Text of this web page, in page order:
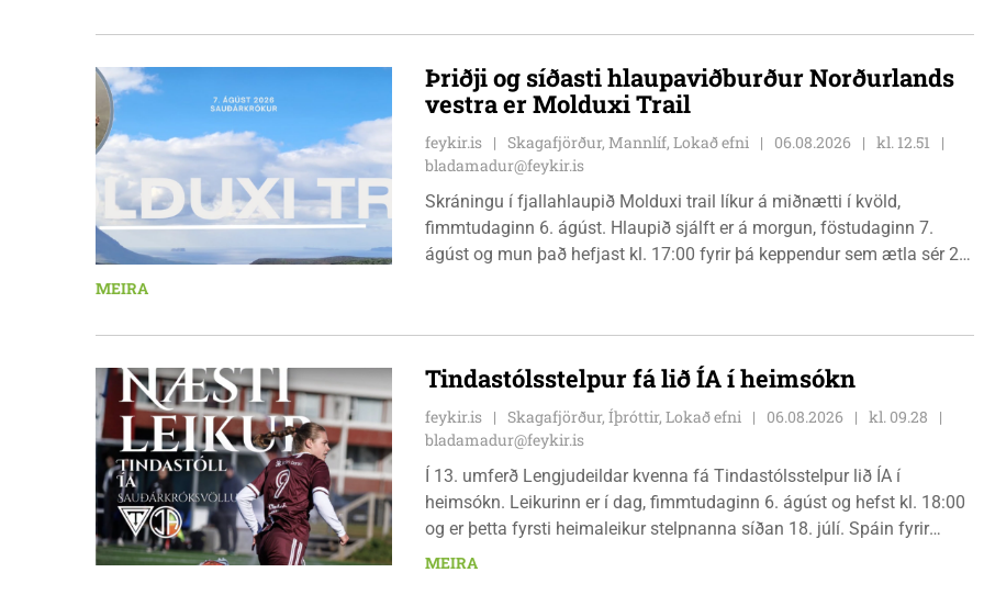
nýkrýndur klúbbmeistari GSS, og Unu Karen Guðmundsdóttur.
Þriðji og síðasti hlaupaviðburður Norðurlands
vestra er Molduxi Trail
feykir.is Skagafjörður, Mannlíf, Lokað efni 06.08.2026
kl. 12.51
bladamadur@feykir.is
Skráningu í fjallahlaupið Molduxi trail líkur á miðnætti í kvöld,
fimmtudaginn 6. ágúst. Hlaupið sjálft er á morgun, föstudaginn 7.
ágúst og mun það hefjast kl. 17:00 fyrir þá keppendur sem ætla sér 20
bæjarbúar og aðrir gestir eru hvött til þess að kíkja við og styðja
MEIRA
Tindastólsstelpur fá lið ÍA í heimsókn
feykir.is Skagafjörður, Íþróttir, Lokað efni 06.08.2026
kl. 09.28
bladamadur@feykir.is
Í 13. umferð Lengjudeildar kvenna fá Tindastólsstelpur lið ÍA í
heimsókn. Leikurinn er í dag, fimmtudaginn 6. ágúst og hefst kl. 18:00
og er þetta fyrsti heimaleikur stelpnanna síðan 18. júlí. Spáin fyrir
leikinn er fín, lítil háttar rigning og tíu gráðu hiti, þannig að það er um
MEIRA